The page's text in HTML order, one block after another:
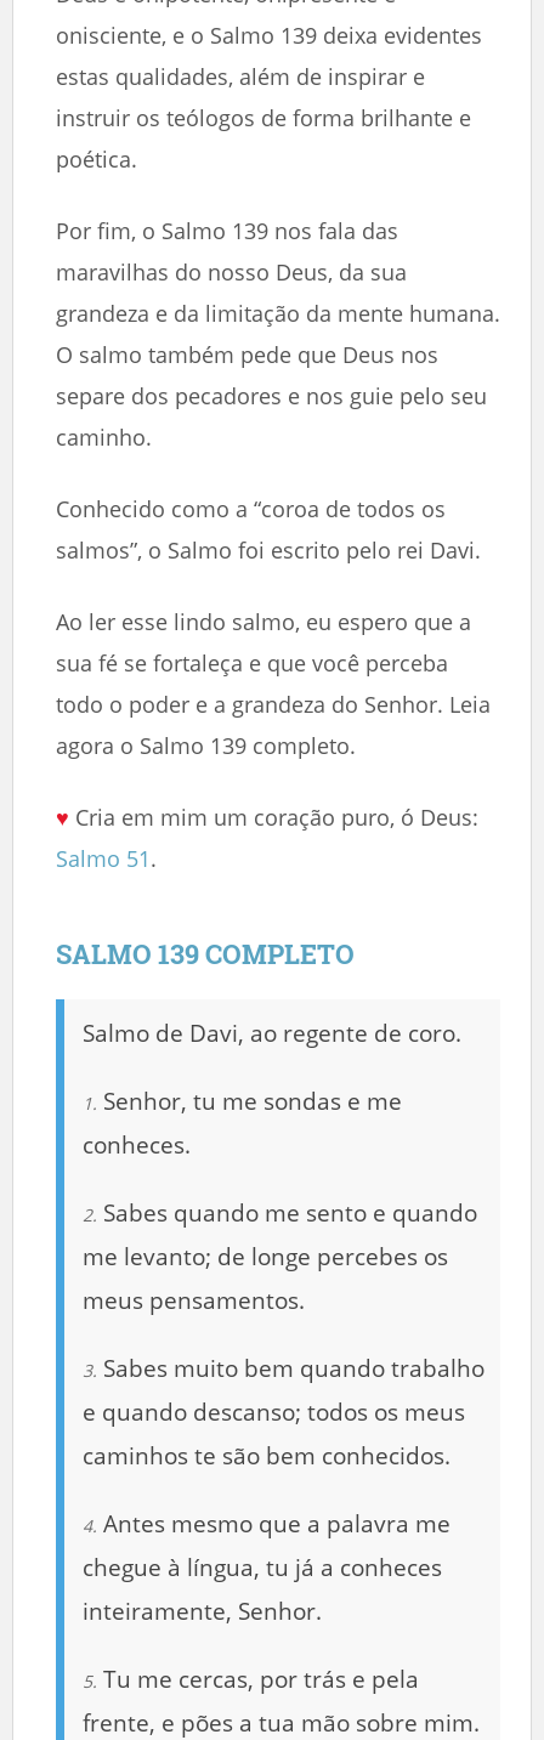
onisciente, e o Salmo 139 deixa evidentes
estas qualidades, além de inspirar e
instruir os teólogos de forma brilhante e
poética.
Por fim, o Salmo 139 nos fala das
maravilhas do nosso Deus, da sua
grandeza e da limitação da mente humana.
O salmo também pede que Deus nos
separe dos pecadores e nos guie pelo seu
caminho.
Conhecido como a “coroa de todos os
salmos”, o Salmo foi escrito pelo rei Davi.
Ao ler esse lindo salmo, eu espero que a
sua fé se fortaleça e que você perceba
todo o poder e a grandeza do Senhor. Leia
agora o Salmo 139 completo.
♥ Cria em mim um coração puro, ó Deus:
Salmo 51.
SALMO 139 COMPLETO
Salmo de Davi, ao regente de coro.
1. Senhor, tu me sondas e me
conheces.
2. Sabes quando me sento e quando
me levanto; de longe percebes os
meus pensamentos.
3. Sabes muito bem quando trabalho
e quando descanso; todos os meus
caminhos te são bem conhecidos.
4. Antes mesmo que a palavra me
chegue à língua, tu já a conheces
inteiramente, Senhor.
5. Tu me cercas, por trás e pela
frente, e pões a tua mão sobre mim.